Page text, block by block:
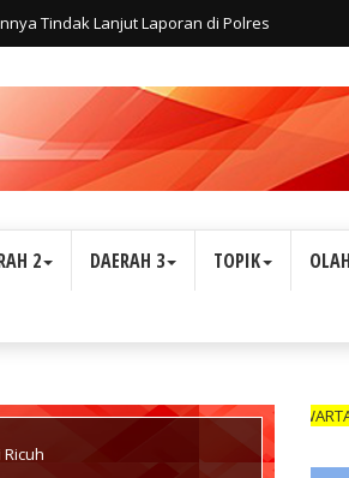
Tindak Lanjut Laporan di Polres
2 DAERAH 3 TOPIK
WARTAWAN